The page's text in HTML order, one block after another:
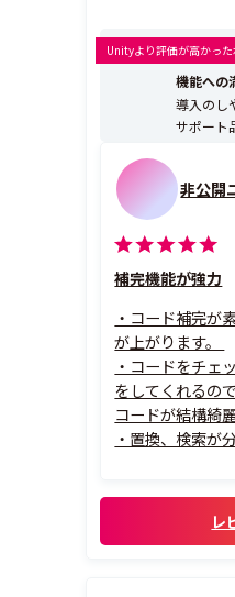
Unityより評価が高かった
機能への
導入のし
サポート
非公開
補完機能が強力
・コード補完が
が上がります。
・コードをチェ
をしてくれるの
コードが結構綺
・置換、検索が
ど広くカバーし
レ